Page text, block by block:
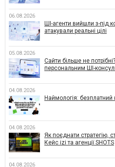
06.08.2026
ШІ-агенти вийшли з-під
атакували реальні цілі
05.08.2026
Сайти більше не
персональним ШІ-
04.08.2026
Наймологія: безплатний
04.08.2026
Як поєднати стратегію,
Кейс izi та агенції SHOTS
04.08.2026